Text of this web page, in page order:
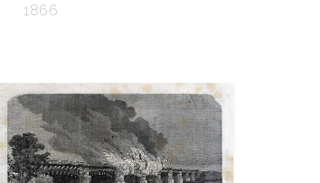
1866